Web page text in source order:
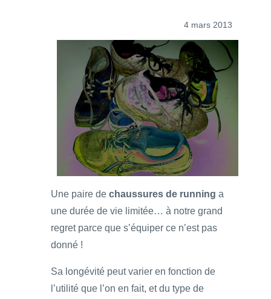
4 mars 2013
Une paire de chaussures de running a
une durée de vie limitée… à notre grand
regret parce que s’équiper ce n’est pas
donné !
Sa longévité peut varier en fonction de
l’utilité que l’on en fait, et du type de